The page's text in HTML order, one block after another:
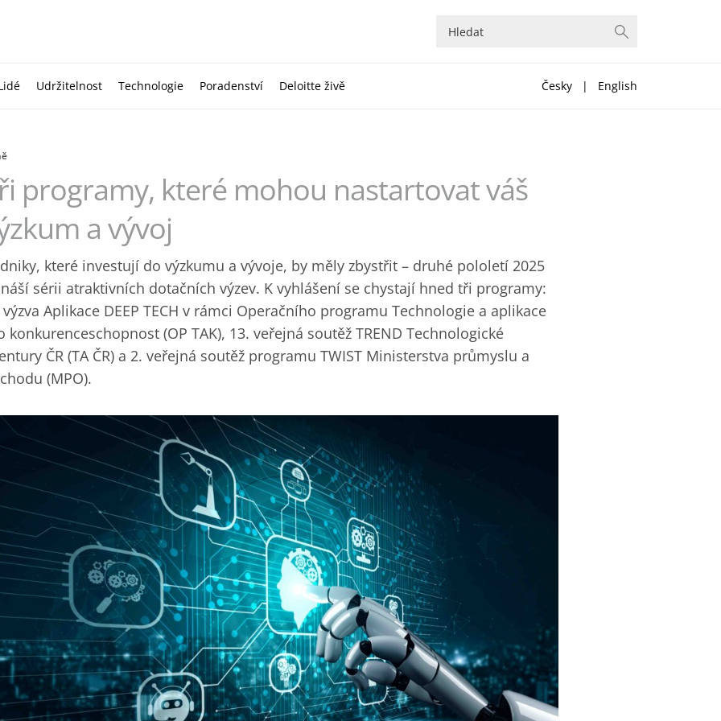
Udržitelnost Technologie Poradenství Deloitte živě Česky | English
programy, které mohou nastartovat váš
a vývoj
které investují do výzkumu a vývoje, by měly zbystřit – druhé pololetí 2025
sérii ‎atraktivních dotačních výzev. K vyhlášení se chystají hned tři programy:
výzva Aplikace DEEP TECH v ‎rámci Operačního programu Technologie a aplikace
konkurenceschopnost (OP TAK), 13. veřejná ‎soutěž TREND Technologické
ČR (TA ČR) a 2. veřejná soutěž programu TWIST Ministerstva ‎průmyslu a
(MPO).‎